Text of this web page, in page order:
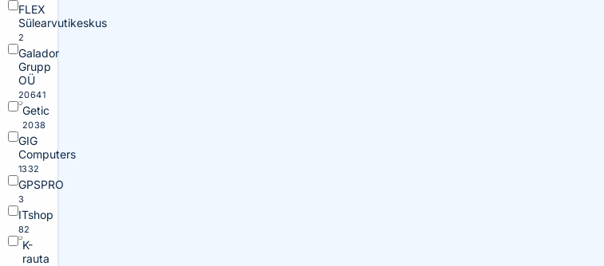
FLEX
Sülearvutikeskus
2
Galador
Grupp
OÜ
20641
Getic
2038
GIG
Computers
1332
GPSPRO
3
ITshop
82
K-
rauta